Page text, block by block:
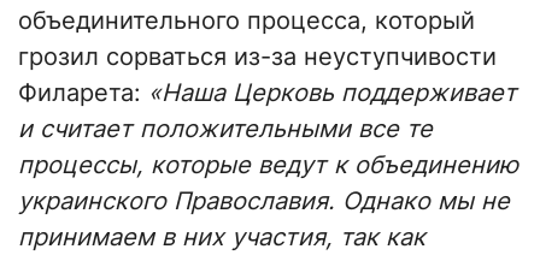
объединительного процесса, который
грозил сорваться из-за неуступчивости
Филарета: «Наша Церковь поддерживает
и считает положительными все те
процессы, которые ведут к объединению
украинского Православия. Однако мы не
принимаем в них участия, так как